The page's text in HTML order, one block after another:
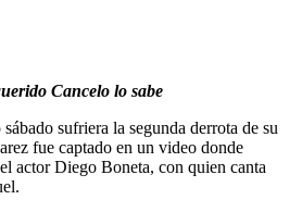
Cancelo lo sabe
sufriera la segunda derrota de su
fue captado en un video donde
actor Diego Boneta, con quien canta